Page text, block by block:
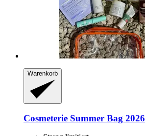
Warenkorb
Cosmeterie Summer Bag 2026